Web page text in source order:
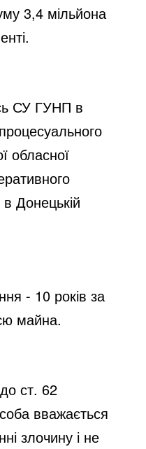
3,4 мільйона
СУ ГУНП в
обласної
Донецькій
- 10 років за
майна.
ст. 62
вважається
злочину і не